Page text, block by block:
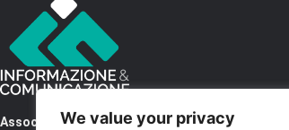
We value your privacy
Associazione Informazione & Comunicazione